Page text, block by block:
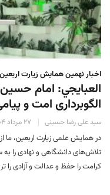
اخبار نهمین همایش زیارت اربعین
العبايجي: امام
الگوبرداری امت و
سید علی رضا حسینی ۲۷ مرداد ۱۴۰۴
در همایش علمی زیارت اربعین، ما
تلاش‌های دانشگاهی و نهادی را
کرامت را حفظ و عدالت و آزادی